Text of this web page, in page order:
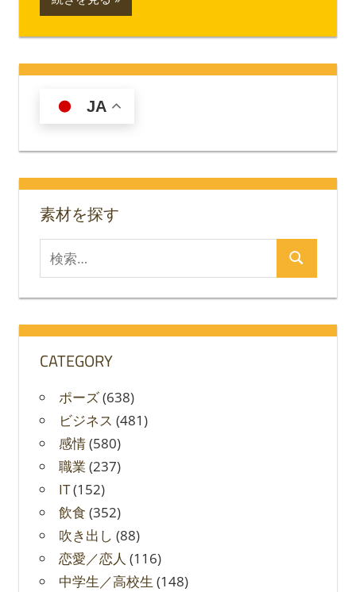
JA
素材を探す
索
対
検
CATEGORY
ポーズ(638)
ビジネス (481)
感情(580)
職業 (237)
IT(152)
飲食 (352)
吹き出し (88)
恋愛／恋人 (116)
中学生／高校生 (148)